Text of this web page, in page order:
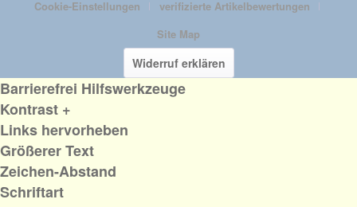
Cookie-Einstellungen
verifizierte Artikelbewertungen
Site Map
Widerruf erklären
Barrierefrei Hilfswerkzeuge
Kontrast +
Links hervorheben
Größerer Text
Zeichen-Abstand
Schriftart